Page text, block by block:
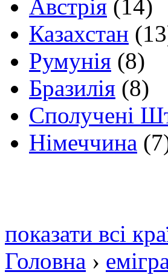
Австрія (14)
Казахстан
Румунія (8)
Бразилія (8)
Сполучені
Німеччина
показати всі
Головна ›